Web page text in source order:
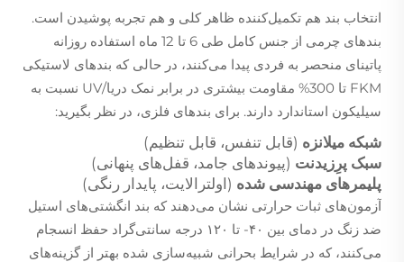
انتخاب بند هم تکمیل‌کننده ظاهر کلی و هم تجربه پوشیدن است.
بند‌های چرمی از جنس کامل طی 6 تا 12 ماه استفاده روزانه
پاتینای منحصر به فردی پیدا می‌کنند، در حالی که بند‌های لاستیکی
FKM تا 300% مقاومت بیشتری در برابر نمک دریا/UV نسبت به
سیلیکون استاندارد دارند. برای بند‌های فلزی، در نظر بگیرید:
شبکه میلانزه (قابل تنفس، قابل تنظیم)
سبک پرِزیدنت (پیوندهای جامد، قفل‌های پنهانی)
پلیمرهای مهندسی شده (اولترالایت، پایدار رنگی)
آزمون‌های ثبات حرارتی نشان می‌دهند که بند انگشتی‌های استیل
ضد زنگ در دمای بین ۴۰- تا ۱۲۰ درجه سانتی‌گراد حفظ انسجام
می‌کنند، که در شرایط بحرانی شبیه‌سازی شده بهتر از گزینه‌های